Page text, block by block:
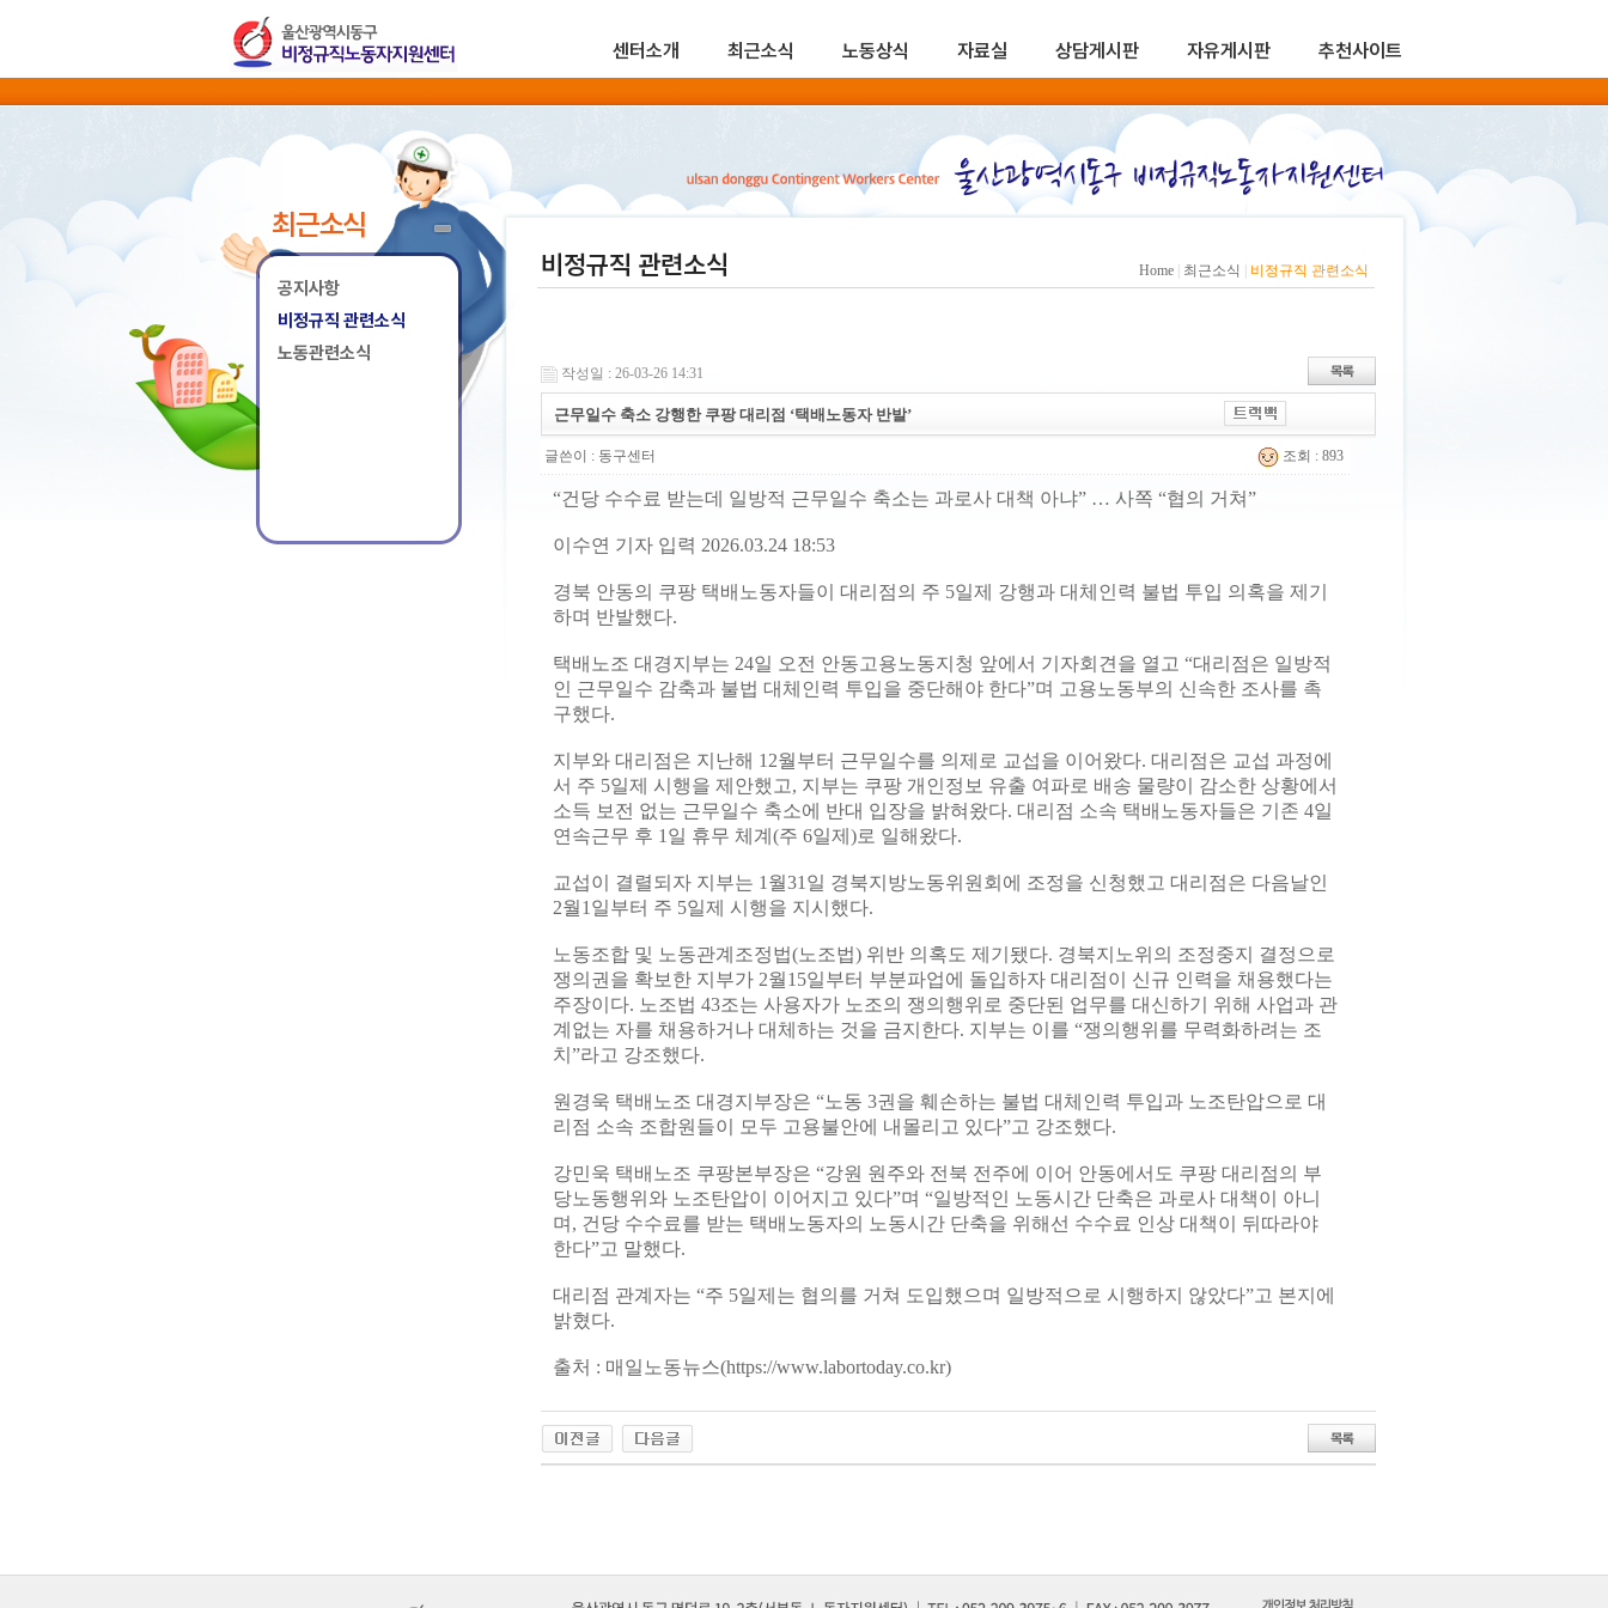
센터소개 최근소식 노동상식 자료실 상담게시판 자유게시판 추천사이트
최근소식
공지사항
비정규직 관련소식
노동관련소식
비정규직 관련소식 Home 최근소식 비정규직 관련소식
작성일 : 26-03-26 14:31
근무일수 축소 강행한 쿠팡 대리점 ‘택배노동자 반발’
글쓴이 : 동구센터 조회 : 893
“건당 수수료 받는데 일방적 근무일수 축소는 과로사 대책 아냐” … 사쪽 “협의 거쳐”
이수연 기자 입력 2026.03.24 18:53
경북 안동의 쿠팡 택배노동자들이 대리점의 주 5일제 강행과 대체인력 불법 투입 의혹을 제기
하며 반발했다.
택배노조 대경지부는 24일 오전 안동고용노동지청 앞에서 기자회견을 열고 “대리점은 일방적
인 근무일수 감축과 불법 대체인력 투입을 중단해야 한다”며 고용노동부의 신속한 조사를 촉
구했다.
지부와 대리점은 지난해 12월부터 근무일수를 의제로 교섭을 이어왔다. 대리점은 교섭 과정에
서 주 5일제 시행을 제안했고, 지부는 쿠팡 개인정보 유출 여파로 배송 물량이 감소한 상황에서
소득 보전 없는 근무일수 축소에 반대 입장을 밝혀왔다. 대리점 소속 택배노동자들은 기존 4일
연속근무 후 1일 휴무 체계(주 6일제)로 일해왔다.
교섭이 결렬되자 지부는 1월31일 경북지방노동위원회에 조정을 신청했고 대리점은 다음날인
2월1일부터 주 5일제 시행을 지시했다.
노동조합 및 노동관계조정법(노조법) 위반 의혹도 제기됐다. 경북지노위의 조정중지 결정으로
쟁의권을 확보한 지부가 2월15일부터 부분파업에 돌입하자 대리점이 신규 인력을 채용했다는
주장이다. 노조법 43조는 사용자가 노조의 쟁의행위로 중단된 업무를 대신하기 위해 사업과 관
계없는 자를 채용하거나 대체하는 것을 금지한다. 지부는 이를 “쟁의행위를 무력화하려는 조
치”라고 강조했다.
원경욱 택배노조 대경지부장은 “노동 3권을 훼손하는 불법 대체인력 투입과 노조탄압으로 대
리점 소속 조합원들이 모두 고용불안에 내몰리고 있다”고 강조했다.
강민욱 택배노조 쿠팡본부장은 “강원 원주와 전북 전주에 이어 안동에서도 쿠팡 대리점의 부
당노동행위와 노조탄압이 이어지고 있다”며 “일방적인 노동시간 단축은 과로사 대책이 아니
며, 건당 수수료를 받는 택배노동자의 노동시간 단축을 위해선 수수료 인상 대책이 뒤따라야
한다”고 말했다.
대리점 관계자는 “주 5일제는 협의를 거쳐 도입했으며 일방적으로 시행하지 않았다”고 본지에
밝혔다.
출처 : 매일노동뉴스(https://www.labortoday.co.kr)